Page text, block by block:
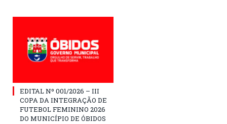
EDITAL Nº 001/2026 – III
COPA DA INTEGRAÇÃO DE
FUTEBOL FEMININO 2026
DO MUNICÍPIO DE ÓBIDOS